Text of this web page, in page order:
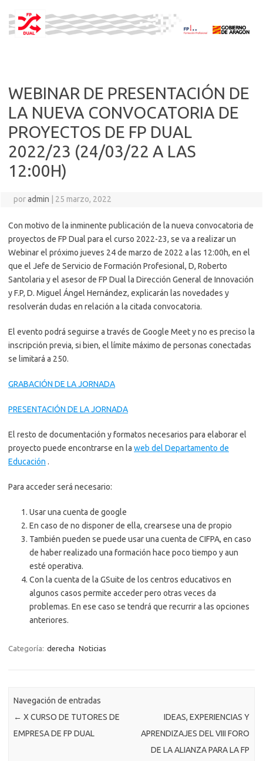
contenido
WEBINAR DE PRESENTACIÓN DE
LA NUEVA CONVOCATORIA DE
PROYECTOS DE FP DUAL
2022/23 (24/03/22 A LAS
12:00H)
poradmin 25 marzo, 2022
Con motivo de la inminente publicación de la nueva convocatoria de
proyectos de FP Dual para el curso 2022-23, se va a realizar un
Webinar el próximo jueves 24 de marzo de 2022 a las 12:00h, en el
que el Jefe de Servicio de Formación Profesional, D, Roberto
Santolaria y el asesor de FP Dual la Dirección General de Innovación
y F.P, D. Miguel Ángel Hernández, explicarán las novedades y
resolverán dudas en relación a la citada convocatoria.
El evento podrá seguirse a través de Google Meet y no es preciso la
inscripción previa, si bien, el límite máximo de personas conectadas
se limitará a 250.
GRABACIÓN DE LA JORNADA
PRESENTACIÓN DE LA JORNADA
El resto de documentación y formatos necesarios para elaborar el
proyecto puede encontrarse en la web del Departamento de
Educación .
Para acceder será necesario:
Usar una cuenta de google
En caso de no disponer de ella, crearsese una de propio
También pueden se puede usar una cuenta de CIFPA, en caso
de haber realizado una formación hace poco tiempo y aun
esté operativa.
Con la cuenta de la GSuite de los centros educativos en
algunos casos permite acceder pero otras veces da
problemas. En ese caso se tendrá que recurrir a las opciones
anteriores.
Categoría: derecha Noticias
Navegación de entradas
← X CURSO DE TUTORES DE
EMPRESA DE FP DUAL
IDEAS, EXPERIENCIAS Y
APRENDIZAJES DEL VIII FORO
DE LA ALIANZA PARA LA FP